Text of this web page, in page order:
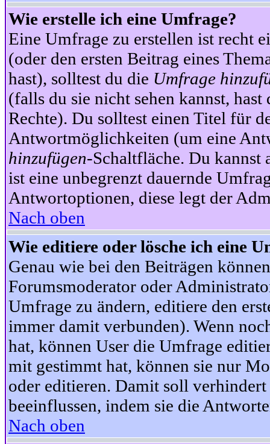
Wie erstelle ich eine Umfrage?
Eine Umfrage zu erstellen ist recht
(oder den ersten Beitrag eines
hast), solltest du die Umfrage
(falls du sie nicht sehen kannst,
Rechte). Du solltest einen Titel für
Antwortmöglichkeiten (um eine
hinzufügen-Schaltfläche. Du
ist eine unbegrenzt dauernde
Antwortoptionen, diese legt der
Nach oben
Wie editiere oder lösche ich eine
Genau wie bei den Beiträgen
Forumsmoderator oder
Umfrage zu ändern, editiere den
immer damit verbunden). Wenn
hat, können User die Umfrage
mit gestimmt hat, können sie nur
oder editieren. Damit soll
beeinflussen, indem sie die
Nach oben